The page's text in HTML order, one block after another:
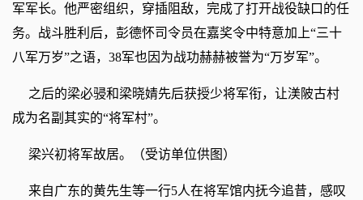
军军长。他严密组织，穿插阻敌，完成了打开战役缺口的任
务。战斗胜利后，彭德怀司令员在嘉奖令中特意加上“三十
八军万岁”之语，38军也因为战功赫赫被誉为“万岁军”。
之后的梁必骎和梁晓婧先后获授少将军衔，让渼陂古村
成为名副其实的“将军村”。
梁兴初将军故居。（受访单位供图）
来自广东的黄先生等一行5人在将军馆内抚今追昔，感叹